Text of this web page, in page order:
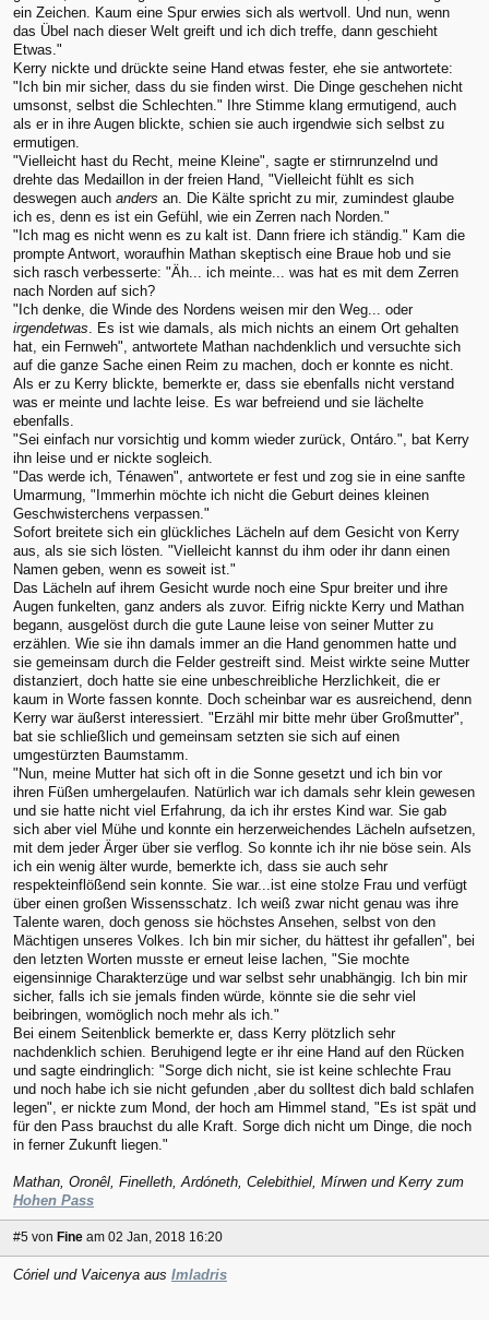
ein Zeichen. Kaum eine Spur erwies sich als wertvoll. Und nun, wenn
das Übel nach dieser Welt greift und ich dich treffe, dann geschieht
Etwas."
Kerry nickte und drückte seine Hand etwas fester, ehe sie antwortete:
"Ich bin mir sicher, dass du sie finden wirst. Die Dinge geschehen nicht
umsonst, selbst die Schlechten." Ihre Stimme klang ermutigend, auch
als er in ihre Augen blickte, schien sie auch irgendwie sich selbst zu
ermutigen.
"Vielleicht hast du Recht, meine Kleine", sagte er stirnrunzelnd und
drehte das Medaillon in der freien Hand, "Vielleicht fühlt es sich
deswegen auch anders an. Die Kälte spricht zu mir, zumindest glaube
ich es, denn es ist ein Gefühl, wie ein Zerren nach Norden."
"Ich mag es nicht wenn es zu kalt ist. Dann friere ich ständig." Kam die
prompte Antwort, woraufhin Mathan skeptisch eine Braue hob und sie
sich rasch verbesserte: "Äh... ich meinte... was hat es mit dem Zerren
nach Norden auf sich?
"Ich denke, die Winde des Nordens weisen mir den Weg... oder
irgendetwas. Es ist wie damals, als mich nichts an einem Ort gehalten
hat, ein Fernweh", antwortete Mathan nachdenklich und versuchte sich
auf die ganze Sache einen Reim zu machen, doch er konnte es nicht.
Als er zu Kerry blickte, bemerkte er, dass sie ebenfalls nicht verstand
was er meinte und lachte leise. Es war befreiend und sie lächelte
ebenfalls.
"Sei einfach nur vorsichtig und komm wieder zurück, Ontáro.", bat Kerry
ihn leise und er nickte sogleich.
"Das werde ich, Ténawen", antwortete er fest und zog sie in eine sanfte
Umarmung, "Immerhin möchte ich nicht die Geburt deines kleinen
Geschwisterchens verpassen."
Sofort breitete sich ein glückliches Lächeln auf dem Gesicht von Kerry
aus, als sie sich lösten. "Vielleicht kannst du ihm oder ihr dann einen
Namen geben, wenn es soweit ist."
Das Lächeln auf ihrem Gesicht wurde noch eine Spur breiter und ihre
Augen funkelten, ganz anders als zuvor. Eifrig nickte Kerry und Mathan
begann, ausgelöst durch die gute Laune leise von seiner Mutter zu
erzählen. Wie sie ihn damals immer an die Hand genommen hatte und
sie gemeinsam durch die Felder gestreift sind. Meist wirkte seine Mutter
distanziert, doch hatte sie eine unbeschreibliche Herzlichkeit, die er
kaum in Worte fassen konnte. Doch scheinbar war es ausreichend, denn
Kerry war äußerst interessiert. "Erzähl mir bitte mehr über Großmutter",
bat sie schließlich und gemeinsam setzten sie sich auf einen
umgestürzten Baumstamm.
"Nun, meine Mutter hat sich oft in die Sonne gesetzt und ich bin vor
ihren Füßen umhergelaufen. Natürlich war ich damals sehr klein gewesen
und sie hatte nicht viel Erfahrung, da ich ihr erstes Kind war. Sie gab
sich aber viel Mühe und konnte ein herzerweichendes Lächeln aufsetzen,
mit dem jeder Ärger über sie verflog. So konnte ich ihr nie böse sein. Als
ich ein wenig älter wurde, bemerkte ich, dass sie auch sehr
respekteinflößend sein konnte. Sie war...ist eine stolze Frau und verfügt
über einen großen Wissensschatz. Ich weiß zwar nicht genau was ihre
Talente waren, doch genoss sie höchstes Ansehen, selbst von den
Mächtigen unseres Volkes. Ich bin mir sicher, du hättest ihr gefallen", bei
den letzten Worten musste er erneut leise lachen, "Sie mochte
eigensinnige Charakterzüge und war selbst sehr unabhängig. Ich bin mir
sicher, falls ich sie jemals finden würde, könnte sie die sehr viel
beibringen, womöglich noch mehr als ich."
Bei einem Seitenblick bemerkte er, dass Kerry plötzlich sehr
nachdenklich schien. Beruhigend legte er ihr eine Hand auf den Rücken
und sagte eindringlich: "Sorge dich nicht, sie ist keine schlechte Frau
und noch habe ich sie nicht gefunden ,aber du solltest dich bald schlafen
legen", er nickte zum Mond, der hoch am Himmel stand, "Es ist spät und
für den Pass brauchst du alle Kraft. Sorge dich nicht um Dinge, die noch
in ferner Zukunft liegen."
Mathan, Oronêl, Finelleth, Ardóneth, Celebithiel, Mírwen und Kerry zum
Hohen Pass
#5 von Fine am 02 Jan, 2018 16:20
Córiel und Vaicenya aus Imladris